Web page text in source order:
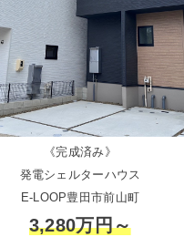
《完成済み》
発電シェルターハウス
E-LOOP豊田市前山町
3,280万円～